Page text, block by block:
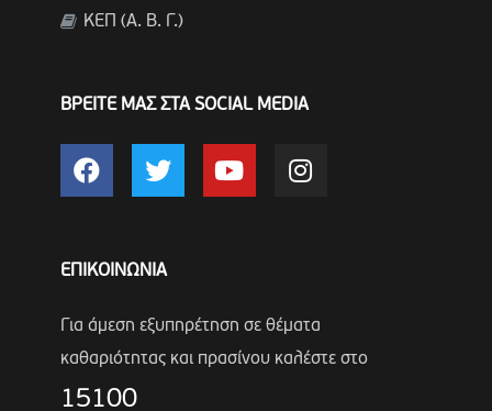
ΚΕΠ (Α. Β. Γ.)
ΒΡΕΙΤΕ ΜΑΣ ΣΤΑ SOCIAL MEDIA
ΕΠΙΚΟΙΝΩΝΙΑ
Για άμεση εξυπηρέτηση σε θέματα
καθαριότητας και πρασίνου καλέστε στο
15100